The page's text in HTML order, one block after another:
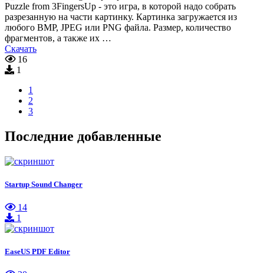
Puzzle from 3FingersUp - это игра, в которой надо собрать
разрезанную на части картинку. Картинка загружается из
любого BMP, JPEG или PNG файла. Размер, количество
фрагментов, а также их …
Скачать
16
1
1
2
3
Последние добавленные
Startup Sound Changer
14
1
EaseUS PDF Editor